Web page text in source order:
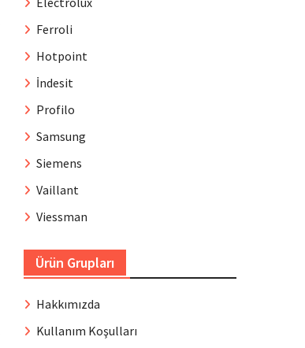
Ferroli
Hotpoint
İndesit
Profilo
Samsung
Siemens
Vaillant
Viessman
Ürün Grupları
Hakkımızda
Kullanım Koşulları